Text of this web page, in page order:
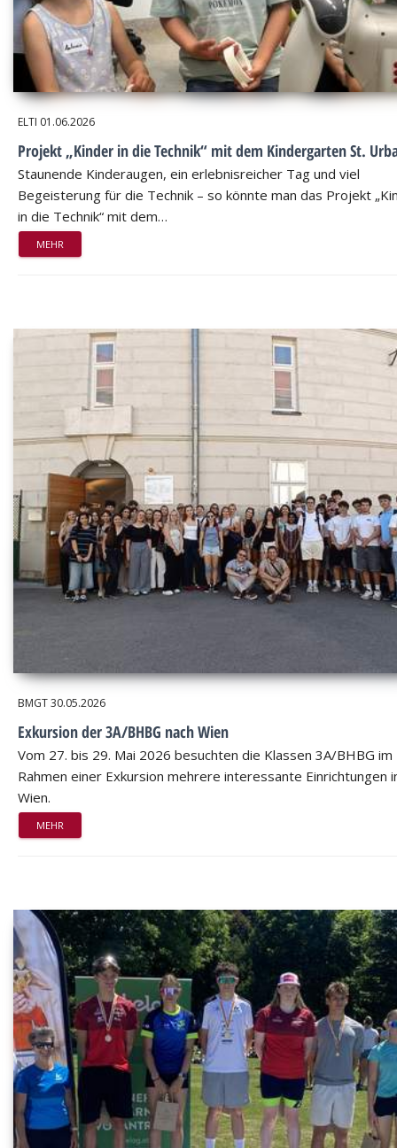
ELTI 01.06.2026
Projekt „Kinder in die Technik“ mit dem Kindergarten St.
Staunende Kinderaugen, ein erlebnisreicher Tag und viel
Begeisterung für die Technik – so könnte man das Projekt
in die Technik“ mit dem…
MEHR
BMGT30.05.2026
Exkursion der 3A/BHBG nach Wien
Vom 27. bis 29. Mai 2026 besuchten die Klassen 3A/BHBG im
Rahmen einer Exkursion mehrere interessante Einrichtungen
Wien.
MEHR